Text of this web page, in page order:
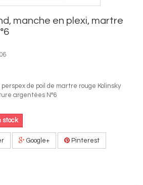
manche en plexi, martre
de poil de martre rouge Kolinsky
argentées N°6
stock
Google+ Pinterest